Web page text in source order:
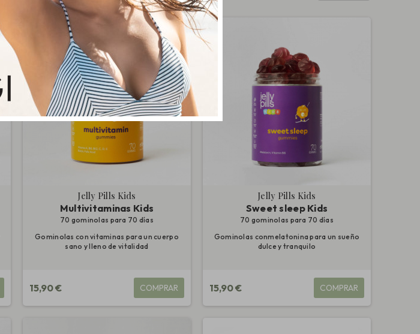
Jelly Pills Kids
Multivitaminas Kids
70 gominolas para 70 días
Gominolas con vitaminas para un cuerpo
sano y lleno de vitalidad
15,90 € COMPRAR
Jelly Pills Kids
Sweet sleep Kids
70 gominolas para 70 días
Gominolas conmelatonina para un sueño
dulce y tranquilo
15,90 € COMPRAR